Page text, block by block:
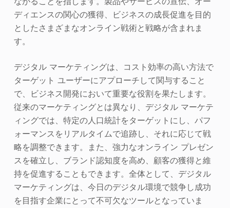
ディエンスの関心の獲得、ビジネスの成長促進を目的
としたさまざまなオンライン戦術と戦略が含まれま
す。
デジタル マーケティングは、コスト効率の高い方法で
ターゲット ユーザーにアプローチして関与すること
で、ビジネス開発において重要な役割を果たします。
従来のマーケティングとは異なり、デジタル マーケテ
ィングでは、特定の人口統計をターゲットにし、パフ
ォーマンスをリアルタイムで追跡し、それに応じて戦
略を調整できます。また、強力なオンライン プレゼン
スを確立し、ブランド認知度を高め、顧客の獲得と維
持を促進することもできます。全体として、デジタル
マーケティングは、今日のデジタル環境で競争し成功
を目指す企業にとって不可欠なツールとなっていま